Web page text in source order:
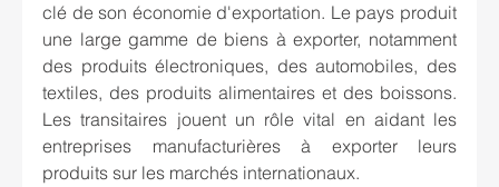
clé de son économie d'exportation. Le pays produit
une large gamme de biens à exporter, notamment
des produits électroniques, des automobiles, des
textiles, des produits alimentaires et des boissons.
Les transitaires jouent un rôle vital en aidant les
entreprises manufacturières à exporter leurs
produits sur les marchés internationaux.